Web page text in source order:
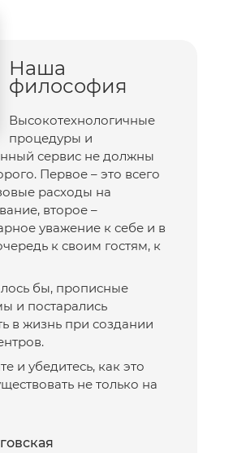
Наша
философия
Высокотехнологичные
процедуры и
сервис не должны
Первое – это всего
расходы на
второе –
уважение к себе и в
к своим гостям, к
бы, прописные
и постарались
в жизнь при создании
и убедитесь, как это
не только на